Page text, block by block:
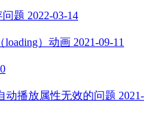
问题 2022-03-14
loading）动画 2021-09-11
动播放属性无效的问题 2021-